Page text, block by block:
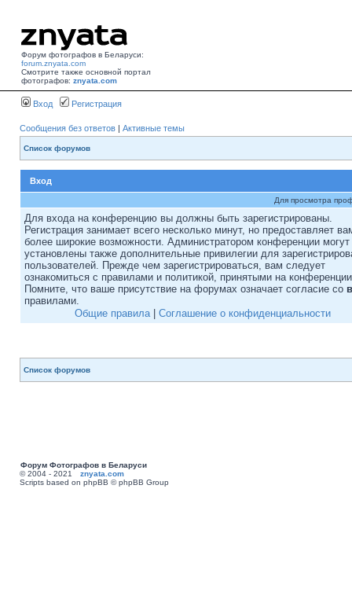
Форум фотографов в Беларуси:
forum.znyata.com
Смотрите также основной портал
фотографов: znyata.com
Вход Регистрация
Сообщения без ответов | Активные темы
Список форумов
Вход
Для просмотра
Для входа на конференцию вы должны быть зарегистрированы.
Регистрация занимает всего несколько минут, но предоставляет
более широкие возможности. Администратором конференции
установлены также дополнительные привилегии для
пользователей. Прежде чем зарегистрироваться, вам следует
ознакомиться с правилами и политикой, принятыми на
Помните, что ваше присутствие на форумах означает согласие со
правилами.
Общие правила| Соглашение о конфиденциальности
Список форумов
Форум Фотографов в Беларуси
© 2004 - 2021 znyata.com
Scripts based on phpBB © phpBB Group